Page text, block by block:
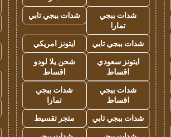
شدات ببجي
تمارا
شدات ببجي تابي
شدات ببجي تابي
ايتونز امريكي
ايتونز سعودي
اقساط
شحن يلا لودو
اقساط
شدات ببجي
اقساط
شدات ببجي
تمارا
شدات ببجي تابي
متجر تقسيط